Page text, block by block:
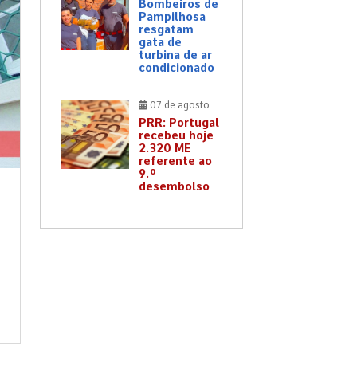
Bombeiros de
Pampilhosa
resgatam
gata de
turbina de ar
condicionado
07 de agosto
PRR: Portugal
recebeu hoje
2.320 ME
referente ao
9.º
desembolso